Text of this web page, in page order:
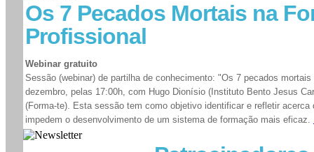
Os 7 Pecados Mortais na
Profissional
Webinar gratuito
Sessão (webinar) de partilha de conhecimento: "Os 7 pecados
dezembro, pelas 17:00h, com Hugo Dionísio (Instituto Bento Jesus
(Forma-te). Esta sessão tem como objetivo identificar e refletir
impedem o desenvolvimento de um sistema de formação mais eficaz.